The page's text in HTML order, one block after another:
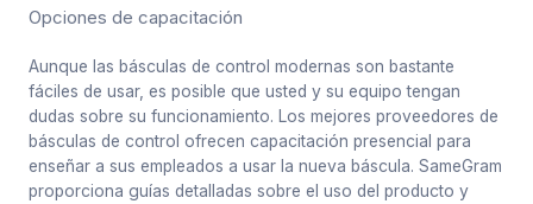
Opciones de capacitación
Aunque las básculas de control modernas son bastante
fáciles de usar, es posible que usted y su equipo tengan
dudas sobre su funcionamiento. Los mejores proveedores de
básculas de control ofrecen capacitación presencial para
enseñar a sus empleados a usar la nueva báscula. SameGram
proporciona guías detalladas sobre el uso del producto y